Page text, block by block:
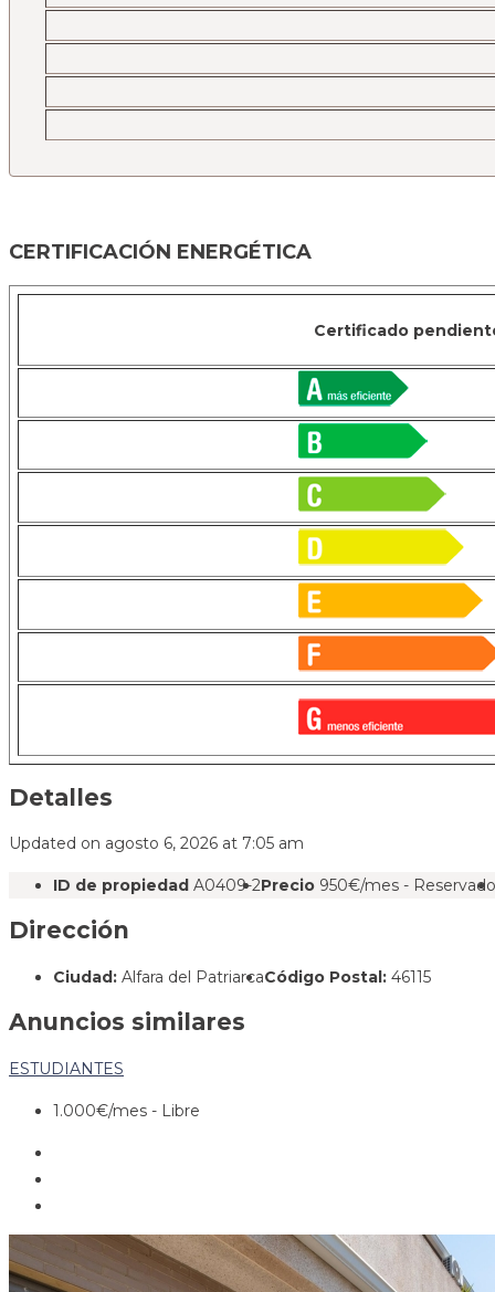
CERTIFICACIÓN ENERGÉTICA
Certificado
Detalles
Updated on agosto 6, 2026 at 7:05 am
ID de propiedad A0409-2Precio 950€/mes - Reservado
Dirección
Ciudad: Alfara del PatriarcaCódigo Postal: 46115
Anuncios similares
ESTUDIANTES
1.000€/mes - Libre